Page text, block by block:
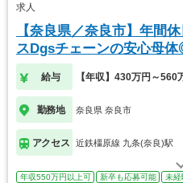
求人
【奈良県／奈良市】年間
スDgsチェーンの安心母
給与 【年収】430万円～560
勤務地 奈良県 奈良市
アクセス 近鉄橿原線 九条(奈良)駅
年収550万円以上可 新卒も応募可能 未経